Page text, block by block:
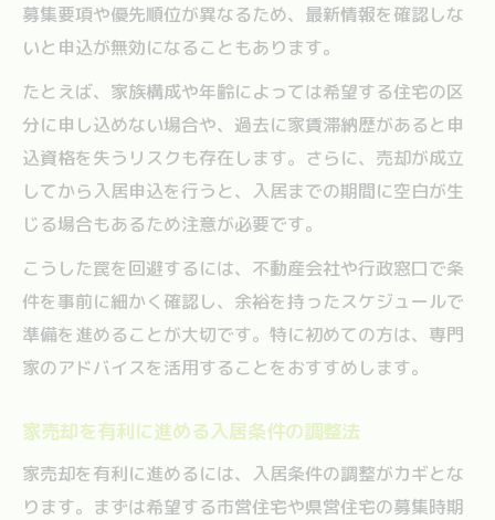
募集要項や優先順位が異なるため、最新情報を確認しな
いと申込が無効になることもあります。
たとえば、家族構成や年齢によっては希望する住宅の区
分に申し込めない場合や、過去に家賃滞納歴があると申
込資格を失うリスクも存在します。さらに、売却が成立
してから入居申込を行うと、入居までの期間に空白が生
じる場合もあるため注意が必要です。
こうした罠を回避するには、不動産会社や行政窓口で条
件を事前に細かく確認し、余裕を持ったスケジュールで
準備を進めることが大切です。特に初めての方は、専門
家のアドバイスを活用することをおすすめします。
家売却を有利に進める入居条件の調整法
家売却を有利に進めるには、入居条件の調整がカギとな
ります。まずは希望する市営住宅や県営住宅の募集時期